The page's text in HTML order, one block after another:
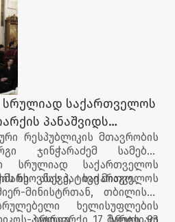
სრულიად საქართველოს
პანაშვიდს
რესპუბლიკის მთავრობის
ჯინჭარაძემ სამების
სრულიად საქართველოს
ხსოვნას პატივი მიაგო.
ასევე, საქართველოს
მინისტრთან, თბილისის
ხელისუფლების